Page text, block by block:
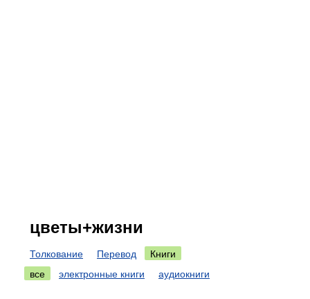
цветы+жизни
Толкование Перевод
Книги
все
электронные книги аудиокниги